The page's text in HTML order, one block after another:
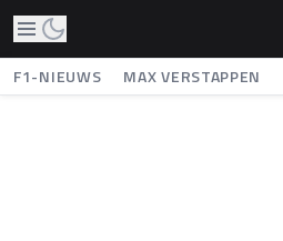
F1-NIEUWS MAX VERSTAPPEN